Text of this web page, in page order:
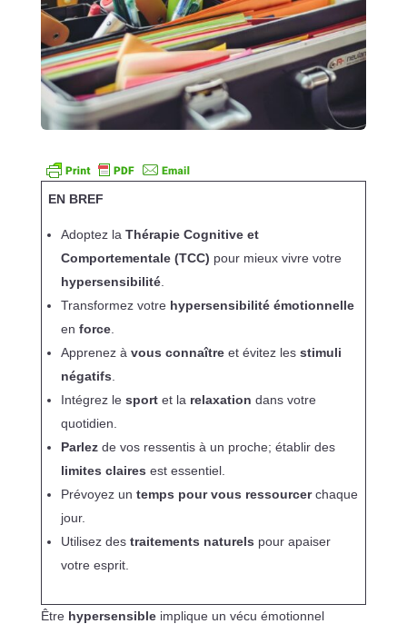
EN BREF
Adoptez la Thérapie Cognitive et
Comportementale (TCC) pour mieux vivre votre
hypersensibilité.
Transformez votre hypersensibilité émotionnelle
en force.
Apprenez à vous connaîtreet évitez les stimuli
négatifs
Intégrez le sportet la relaxation dans votre
quotidien.
Parlezde vos ressentis à un proche; établir des
limites claires est essentiel.
Prévoyez un temps pour vous ressourcerchaque
jour.
Utilisez des traitements naturels pour apaiser
votre esprit.
Être hypersensibleimplique un vécu émotionnel